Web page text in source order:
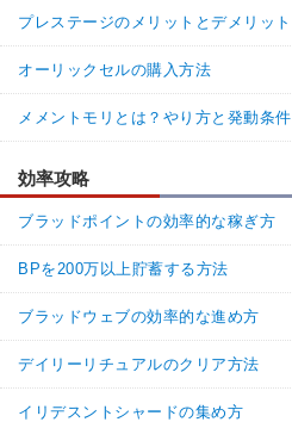
プレステージのメリットとデメリット
オーリックセルの購入方法
メメントモリとは？やり方と発動条件
効率攻略
ブラッドポイントの効率的な稼ぎ方
BPを200万以上貯蓄する方法
ブラッドウェブの効率的な進め方
デイリーリチュアルのクリア方法
イリデスントシャードの集め方